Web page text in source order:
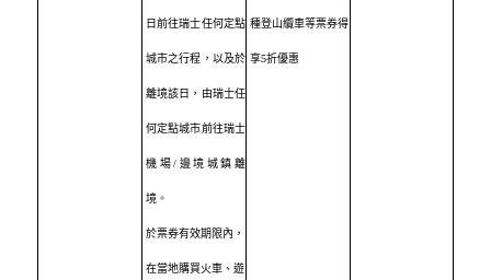
日前往瑞士任何定點
城市之行程，以及於
離境該日，由瑞士任
何定點城市前往瑞士
機場/ 邊境城鎮離
境。
於票券有效期限內，
在當地購買火車、遊
種登山纜車等票券得
享5折優惠